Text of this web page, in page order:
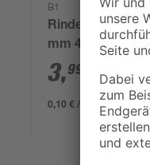
B1
Rindenmulch 0-
mm 40 l
3,99
0,10 € / Liter